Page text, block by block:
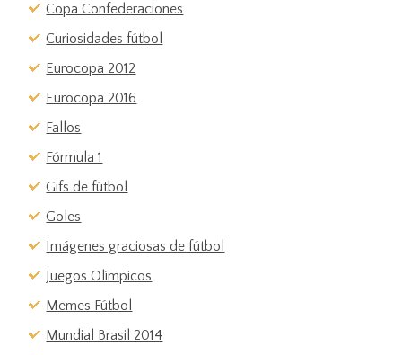
Copa Confederaciones
Curiosidades fútbol
Eurocopa 2012
Eurocopa 2016
Fallos
Fórmula 1
Gifs de fútbol
Goles
Imágenes graciosas de fútbol
Juegos Olímpicos
Memes Fútbol
Mundial Brasil 2014